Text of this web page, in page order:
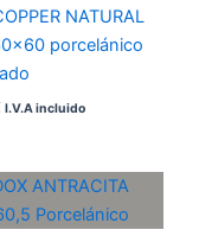
NATURAL
porcelánico
I.V.A incluido